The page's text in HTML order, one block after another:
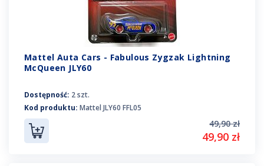
Mattel Auta Cars - Fabulous Zygzak Lightning
McQueen JLY60
Dostępność: 2 szt.
Kod produktu: Mattel JLY60 FFL05
49,90 zł
49,90 zł